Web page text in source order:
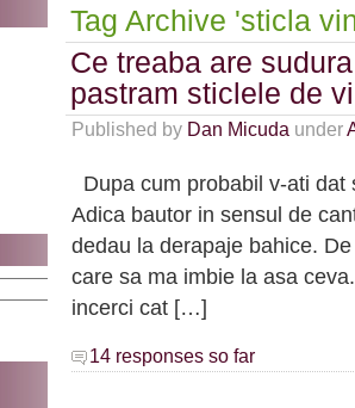
Tag Archive 'sticla
Ce treaba are
pastram sticlele de
Published by Dan Micuda under
Dupa cum probabil v-ati
Adica bautor in sensul de
dedau la derapaje bahice.
care sa ma imbie la asa
incerci cat […]
14 responses so far